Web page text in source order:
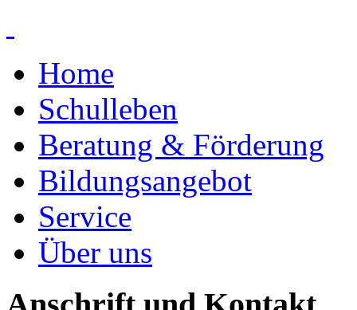
Home
Schulleben
Beratung & Förderung
Bildungsangebot
Service
Über uns